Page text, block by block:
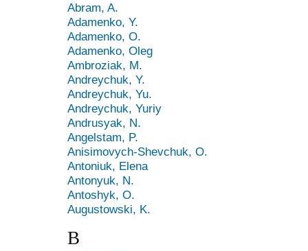
Abram, A.
Adamenko, Y.
Adamenko, О.
Adamenko, Оleg
Ambroziak, M.
Andreychuk, Y.
Andreychuk, Yu.
Andreychuk, Yuriy
Andrusyak, N.
Angelstam, P.
Anisimovych-Shevchuk, O.
Antoniuk, Elena
Antonyuk, N.
Antoshyk, О.
Augustowski, K.
B